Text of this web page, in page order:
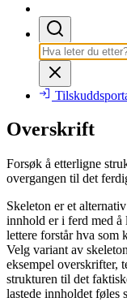
Overskrift
Forsøk å etterligne
overgangen til det
Skeleton er et
innhold er i ferd med å
lettere forstår hva som
Velg variant av
eksempel overskrifter,
strukturen til det
lastede innholdet føles